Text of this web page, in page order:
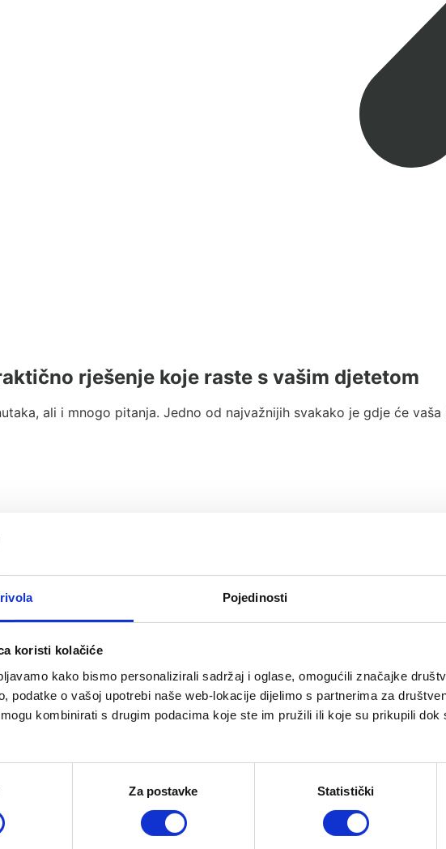
Pojedinosti
koristi kolačiće
kako bismo personalizirali sadržaj i oglase, omogućili značajke
podatke o vašoj upotrebi naše web-lokacije dijelimo s partnerima za
kombinirati s drugim podacima koje ste im pružili ili koje su prikupili dok
Za postavke Statistički
rješenje koje raste s vašim djetetom
ali i mnogo pitanja. Jedno od najvažnijih svakako je gdje će vaša